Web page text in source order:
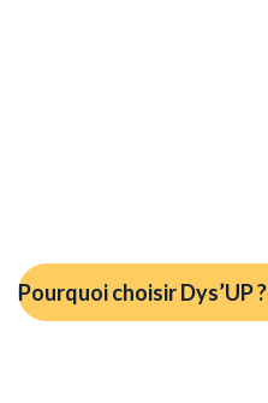
Pourquoi choisir Dys’UP ?